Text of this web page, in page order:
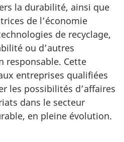
la durabilité, ainsi que
de l’économie
de recyclage,
ou d’autres
responsable. Cette
entreprises qualifiées
les possibilités d’affaires
dans le secteur
en pleine évolution.